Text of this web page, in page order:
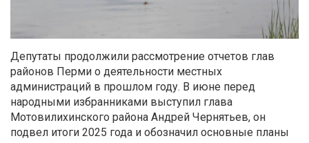
Депутаты продолжили рассмотрение отчетов глав
районов Перми о деятельности местных
администраций в прошлом году. В июне перед
народными избранниками выступил глава
Мотовилихинского района Андрей Чернятьев, он
подвел итоги 2025 года и обозначил основные планы